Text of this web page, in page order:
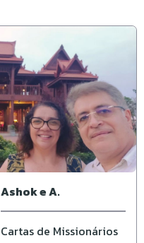
Ashok e A.
Cartas de Missionários